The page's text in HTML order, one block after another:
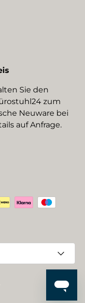
Sie den
zum
Neuware bei
auf Anfrage.